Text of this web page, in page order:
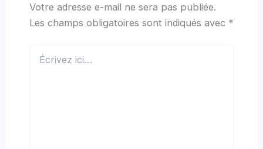
Votre adresse e-mail ne sera pas publiée.
Les champs obligatoires sont indiqués avec *
ici…